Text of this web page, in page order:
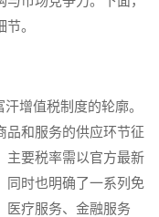
。
增值税制度的轮廓。
品和服务的供应环节征
主要税率需以官方最新
同时也明确了一系列免
医疗服务、金融服务